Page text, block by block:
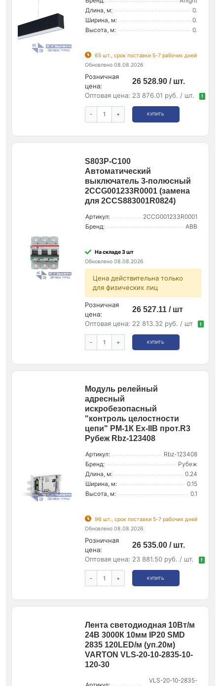
Длина, м:
0.
Ширина, м:
0.
Высота, м:
0.
65 шт., срок поставки 5-7 рабочих дней
Обновлено 08.08.2026
Розничная
цена:
26 528.90 / шт.
Оптовая цена: 23 876.01 руб. / шт. !
- + КУПИТЬ
S803P-C100
Автоматический
выключатель 3-полюсный
2CCG001233R0001 (замена
для 2CCS883001R0824)
Артикул:
2CCG001233R0001
Бренд:
ABB
На складе 3 шт
Обновлено 08.08.2026
Цена действительна только
для физических лиц
Розничная
цена:
26 527.11 / шт
Оптовая цена: 22 813.32 руб. / шт !
- + КУПИТЬ
Модуль релейный
адресный
искробезопасный
"контроль целостности
цепи" РМ-1К Ex-IIB прот.R3
Рубеж Rbz-123408
Артикул:
Rbz-123408
Бренд:
Рубеж
Длина, м:
0.24
Ширина, м:
0.15
Высота, м:
0.1
96 шт., срок поставки 5-7 рабочих дней
Обновлено 08.08.2026
Розничная
цена:
26 535.00 / шт.
Оптовая цена: 23 881.50 руб. / шт. !
- + КУПИТЬ
Лента светодиодная 10Вт/м
24В 3000К 10мм IP20 SMD
2835 120LED/м (уп.20м)
VARTON VLS-20-10-2835-10-
120-30
VLS-20-10-2835-